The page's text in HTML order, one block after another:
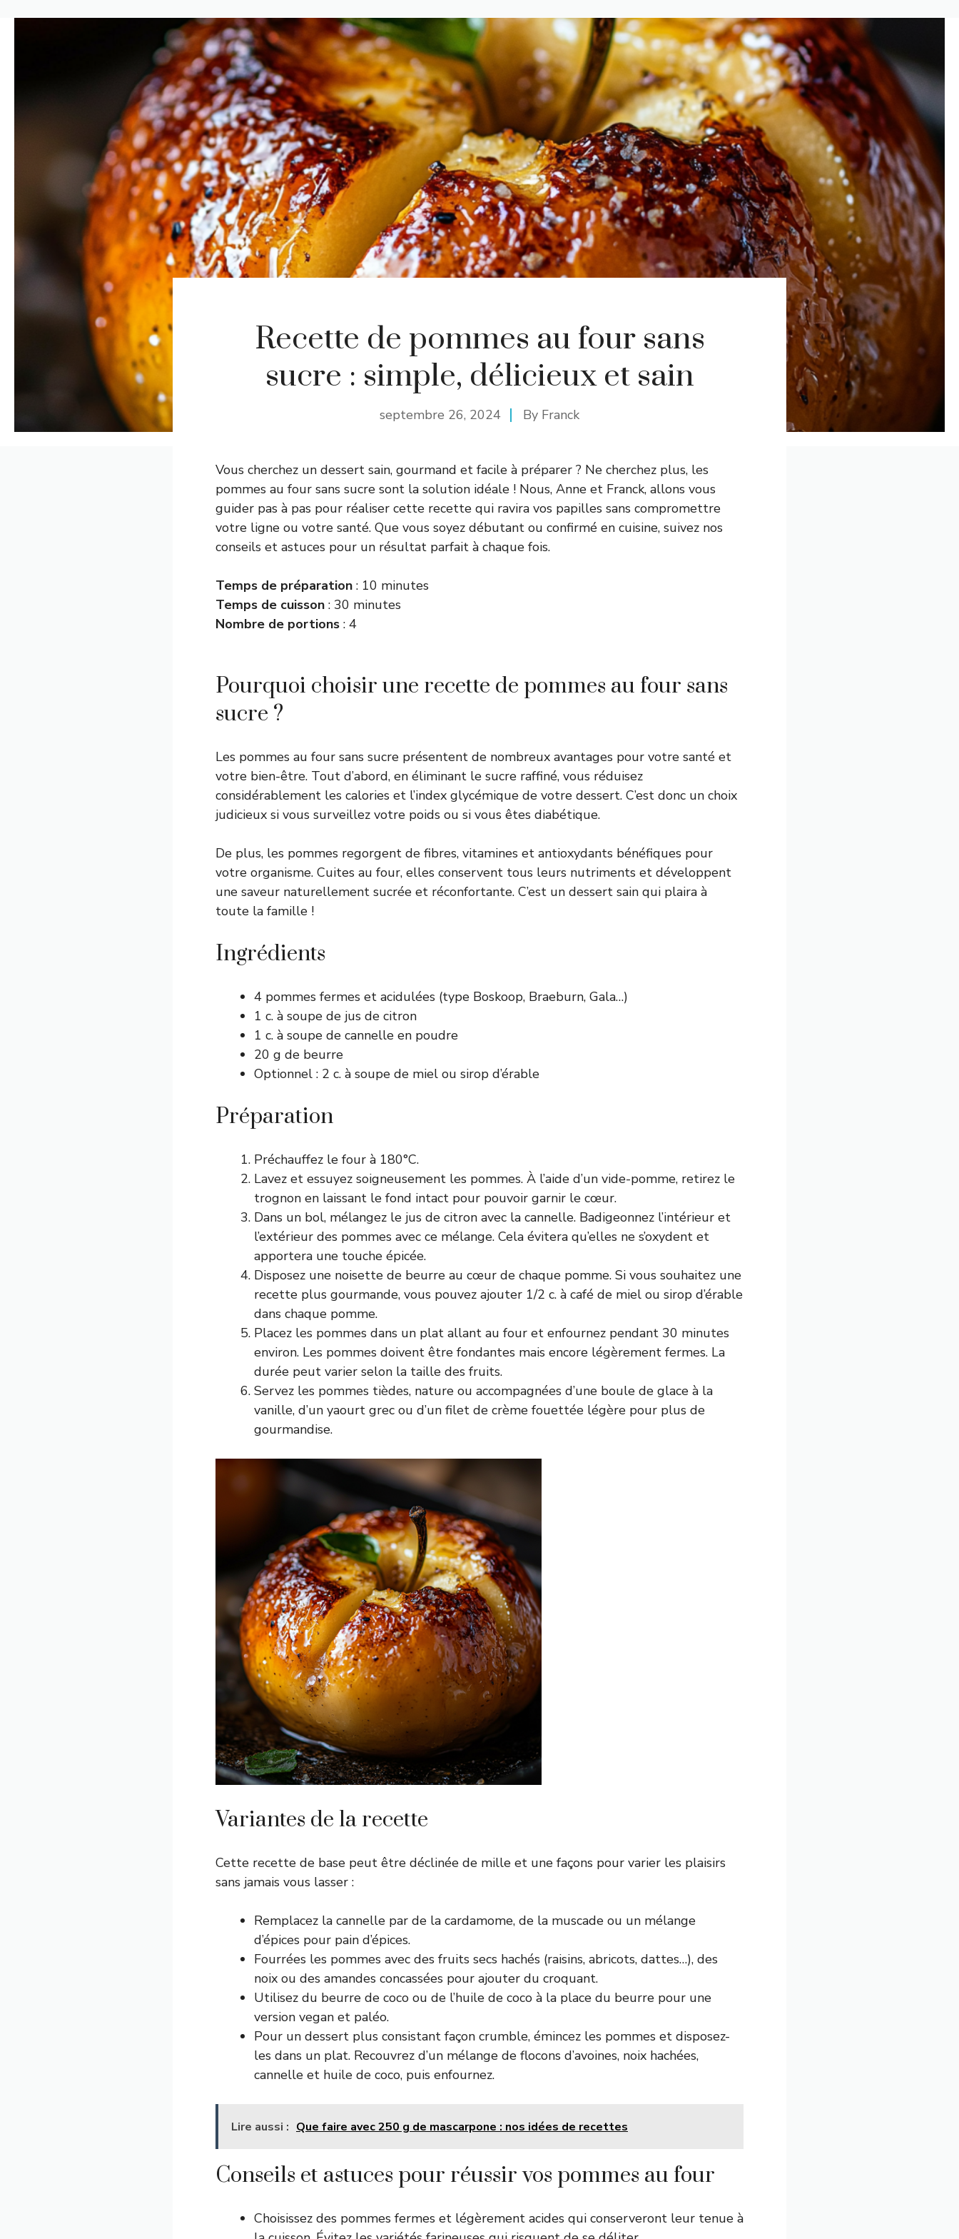
Recette de pommes au four sans
sucre : simple, délicieux et sain
septembre 26, 2024 By Franck
Vous cherchez un dessert sain, gourmand et facile à préparer ? Ne cherchez plus, les
pommes au four sans sucre sont la solution idéale ! Nous, Anne et Franck, allons vous
guider pas à pas pour réaliser cette recette qui ravira vos papilles sans compromettre
votre ligne ou votre santé. Que vous soyez débutant ou confirmé en cuisine, suivez nos
conseils et astuces pour un résultat parfait à chaque fois.
Temps de préparation : 10 minutes
Temps de cuisson : 30 minutes
Nombre de portions : 4
Pourquoi choisir une recette de pommes au four sans
sucre ?
Les pommes au four sans sucre présentent de nombreux avantages pour votre santé et
votre bien-être. Tout d’abord, en éliminant le sucre raffiné, vous réduisez
considérablement les calories et l’index glycémique de votre dessert. C’est donc un choix
judicieux si vous surveillez votre poids ou si vous êtes diabétique.
De plus, les pommes regorgent de fibres, vitamines et antioxydants bénéfiques pour
votre organisme. Cuites au four, elles conservent tous leurs nutriments et développent
une saveur naturellement sucrée et réconfortante. C’est un dessert sain qui plaira à
toute la famille !
Ingrédients
4 pommes fermes et acidulées (type Boskoop, Braeburn, Gala…)
1 c. à soupe de jus de citron
1 c. à soupe de cannelle en poudre
20 g de beurre
Optionnel : 2 c. à soupe de miel ou sirop d’érable
Préparation
Préchauffez le four à 180°C.
Lavez et essuyez soigneusement les pommes. À l’aide d’un vide-pomme, retirez le
trognon en laissant le fond intact pour pouvoir garnir le cœur.
Dans un bol, mélangez le jus de citron avec la cannelle. Badigeonnez l’intérieur et
l’extérieur des pommes avec ce mélange. Cela évitera qu’elles ne s’oxydent et
apportera une touche épicée.
Disposez une noisette de beurre au cœur de chaque pomme. Si vous souhaitez une
recette plus gourmande, vous pouvez ajouter 1/2 c. à café de miel ou sirop d’érable
dans chaque pomme.
Placez les pommes dans un plat allant au four et enfournez pendant 30 minutes
environ. Les pommes doivent être fondantes mais encore légèrement fermes. La
durée peut varier selon la taille des fruits.
Servez les pommes tièdes, nature ou accompagnées d’une boule de glace à la
vanille, d’un yaourt grec ou d’un filet de crème fouettée légère pour plus de
gourmandise.
Variantes de la recette
Cette recette de base peut être déclinée de mille et une façons pour varier les plaisirs
sans jamais vous lasser :
Remplacez la cannelle par de la cardamome, de la muscade ou un mélange
d’épices pour pain d’épices.
Fourrées les pommes avec des fruits secs hachés (raisins, abricots, dattes…), des
noix ou des amandes concassées pour ajouter du croquant.
Utilisez du beurre de coco ou de l’huile de coco à la place du beurre pour une
version vegan et paléo.
Pour un dessert plus consistant façon crumble, émincez les pommes et disposez-
les dans un plat. Recouvrez d’un mélange de flocons d’avoines, noix hachées,
cannelle et huile de coco, puis enfournez.
Lire aussi : Que faire avec 250 g de mascarpone : nos idées de recettes
Conseils et astuces pour réussir vos pommes au four
Choisissez des pommes fermes et légèrement acides qui conserveront leur tenue à